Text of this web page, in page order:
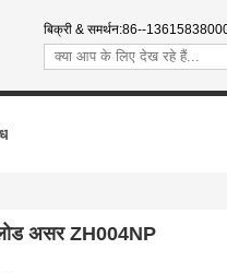
बिक्री & समर्थन:86--
असर ZH004NP